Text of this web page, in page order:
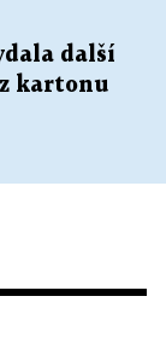
další
kartonu